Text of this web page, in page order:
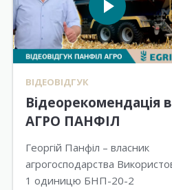
ВІДЕОВІДГУК
Відеорекомендація
АГРО ПАНФІЛ
Георгій Панфіл – власник
агрогосподарства
1 одиницю БНП-20-2